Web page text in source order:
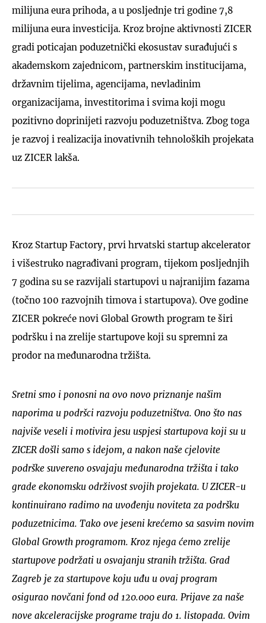
milijuna eura prihoda, a u posljednje tri godine 7,8
milijuna eura investicija. Kroz brojne aktivnosti ZICER
gradi poticajan poduzetnički ekosustav surađujući s
akademskom zajednicom, partnerskim institucijama,
državnim tijelima, agencijama, nevladinim
organizacijama, investitorima i svima koji mogu
pozitivno doprinijeti razvoju poduzetništva. Zbog toga
je razvoj i realizacija inovativnih tehnoloških projekata
uz ZICER lakša.
Kroz Startup Factory, prvi hrvatski startup akcelerator
i višestruko nagrađivani program, tijekom posljednjih
7 godina su se razvijali startupovi u najranijim fazama
(točno 100 razvojnih timova i startupova). Ove godine
ZICER pokreće novi Global Growth program te širi
podršku i na zrelije startupove koji su spremni za
prodor na međunarodna tržišta.
Sretni smo i ponosni na ovo novo priznanje našim
naporima u podršci razvoju poduzetništva. Ono što nas
najviše veseli i motivira jesu uspjesi startupova koji su u
ZICER došli samo s idejom, a nakon naše cjelovite
podrške suvereno osvajaju međunarodna tržišta i tako
grade ekonomsku održivost svojih projekata. U ZICER-u
kontinuirano radimo na uvođenju noviteta za podršku
poduzetnicima. Tako ove jeseni krećemo sa sasvim novim
Global Growth programom. Kroz njega ćemo zrelije
startupove podržati u osvajanju stranih tržišta. Grad
Zagreb je za startupove koju uđu u ovaj program
osigurao novčani fond od 120.000 eura. Prijave za naše
nove akceleracijske programe traju do 1. listopada. Ovim